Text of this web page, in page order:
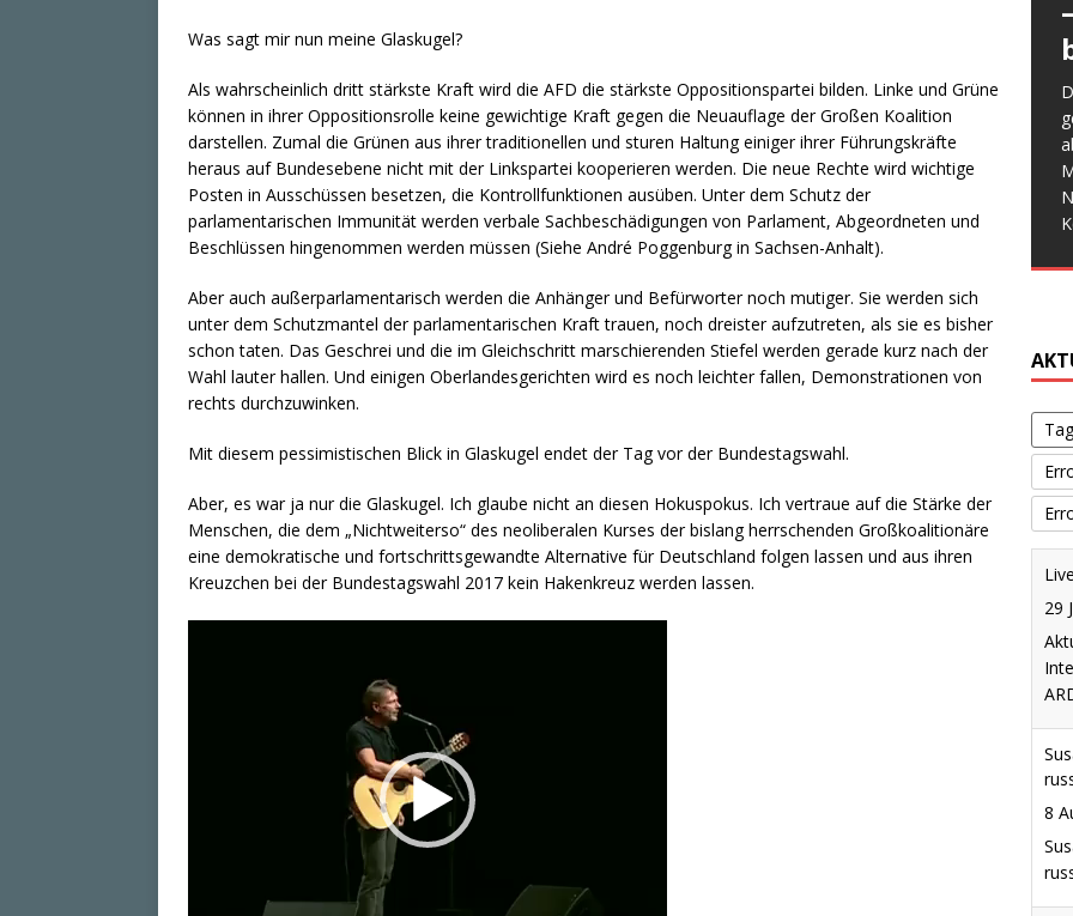
Was sagt mir nun meine Glaskugel?
Als wahrscheinlich dritt stärkste Kraft wird die AFD die stärkste Oppositionspartei bilden. Linke und Grüne
können in ihrer Oppositionsrolle keine gewichtige Kraft gegen die Neuauflage der Großen Koalition
darstellen. Zumal die Grünen aus ihrer traditionellen und sturen Haltung einiger ihrer Führungskräfte
heraus auf Bundesebene nicht mit der Linkspartei kooperieren werden. Die neue Rechte wird wichtige
Posten in Ausschüssen besetzen, die Kontrollfunktionen ausüben. Unter dem Schutz der
parlamentarischen Immunität werden verbale Sachbeschädigungen von Parlament, Abgeordneten und
Beschlüssen hingenommen werden müssen (Siehe André Poggenburg in Sachsen-Anhalt).
Aber auch außerparlamentarisch werden die Anhänger und Befürworter noch mutiger. Sie werden sich
unter dem Schutzmantel der parlamentarischen Kraft trauen, noch dreister aufzutreten, als sie es bisher
schon taten. Das Geschrei und die im Gleichschritt marschierenden Stiefel werden gerade kurz nach der
Wahl lauter hallen. Und einigen Oberlandesgerichten wird es noch leichter fallen, Demonstrationen von
rechts durchzuwinken.
Mit diesem pessimistischen Blick in Glaskugel endet der Tag vor der Bundestagswahl.
Aber, es war ja nur die Glaskugel. Ich glaube nicht an diesen Hokuspokus. Ich vertraue auf die Stärke der
Menschen, die dem „Nichtweiterso“ des neoliberalen Kurses der bislang herrschenden Großkoalitionäre
eine demokratische und fortschrittsgewandte Alternative für Deutschland folgen lassen und aus ihren
Kreuzchen bei der Bundestagswahl 2017 kein Hakenkreuz werden lassen.
29
8